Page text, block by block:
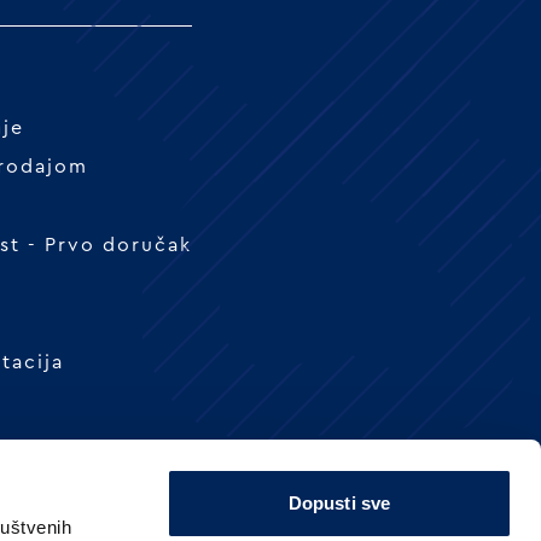
Dopusti sve
- Prvo doručak